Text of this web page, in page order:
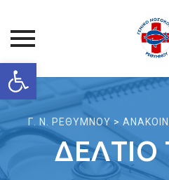
Open toolbar
Skip
to
Γ. Ν. ΡΕΘΥΜΝΟΥ >